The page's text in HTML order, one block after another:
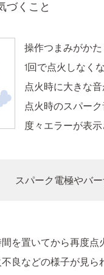
づくこと
操作つまみがかた
1回で点火しなく
点火時に大きな
点火時のスパー
度々エラーが表示
スパーク電極やバ
を置いてから再度
良などの様子が見ら